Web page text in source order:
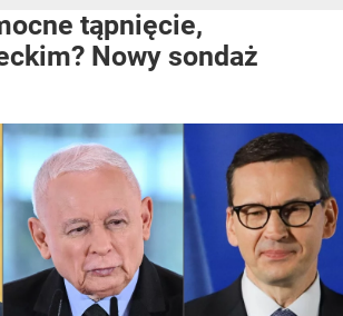
tąpnięcie,
Nowy sondaż